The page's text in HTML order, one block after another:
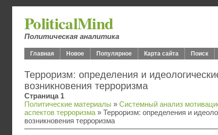
PoliticalMind
Политическая аналитика
Главная Новое Популярное Карта сайта Поиск
Терроризм: определения и
возникновения терроризма
Страница 1
Политические материалы » Системный анализ
аспектов терроризма » Терроризм: определения и
возникновения терроризма